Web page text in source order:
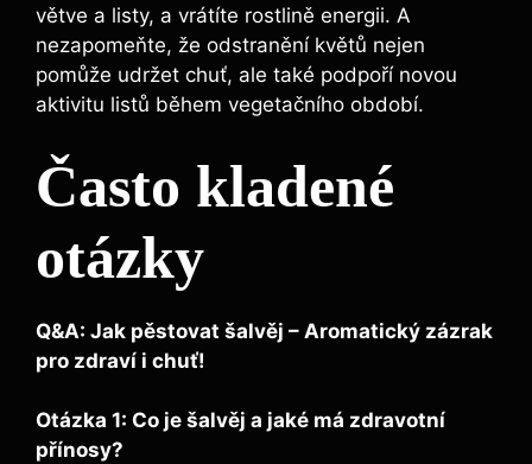
větve a listy, a vrátíte rostlině energii. A
nezapomeňte, že odstranění květů nejen
pomůže udržet chuť, ale také podpoří novou
aktivitu listů během vegetačního období.
Často kladené
otázky
Q&A: Jak pěstovat šalvěj – Aromatický zázrak
pro zdraví i chuť!
Otázka 1: Co je šalvěj a jaké má zdravotní
přínosy?